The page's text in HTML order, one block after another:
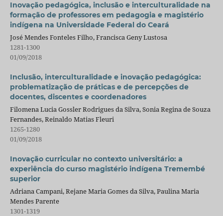
Inovação pedagógica, inclusão e interculturalidade na
formação de professores em pedagogia e magistério
indígena na Universidade Federal do Ceará
José Mendes Fonteles Filho, Francisca Geny Lustosa
1281-1300
01/09/2018
Inclusão, interculturalidade e inovação pedagógica:
problematização de práticas e de percepções de
docentes, discentes e coordenadores
Filomena Lucia Gossler Rodrigues da Silva, Sonia Regina de Souza
Fernandes, Reinaldo Matias Fleuri
1265-1280
01/09/2018
Inovação curricular no contexto universitário: a
experiência do curso magistério indígena Tremembé
superior
Adriana Campani, Rejane Maria Gomes da Silva, Paulina Maria
Mendes Parente
1301-1319